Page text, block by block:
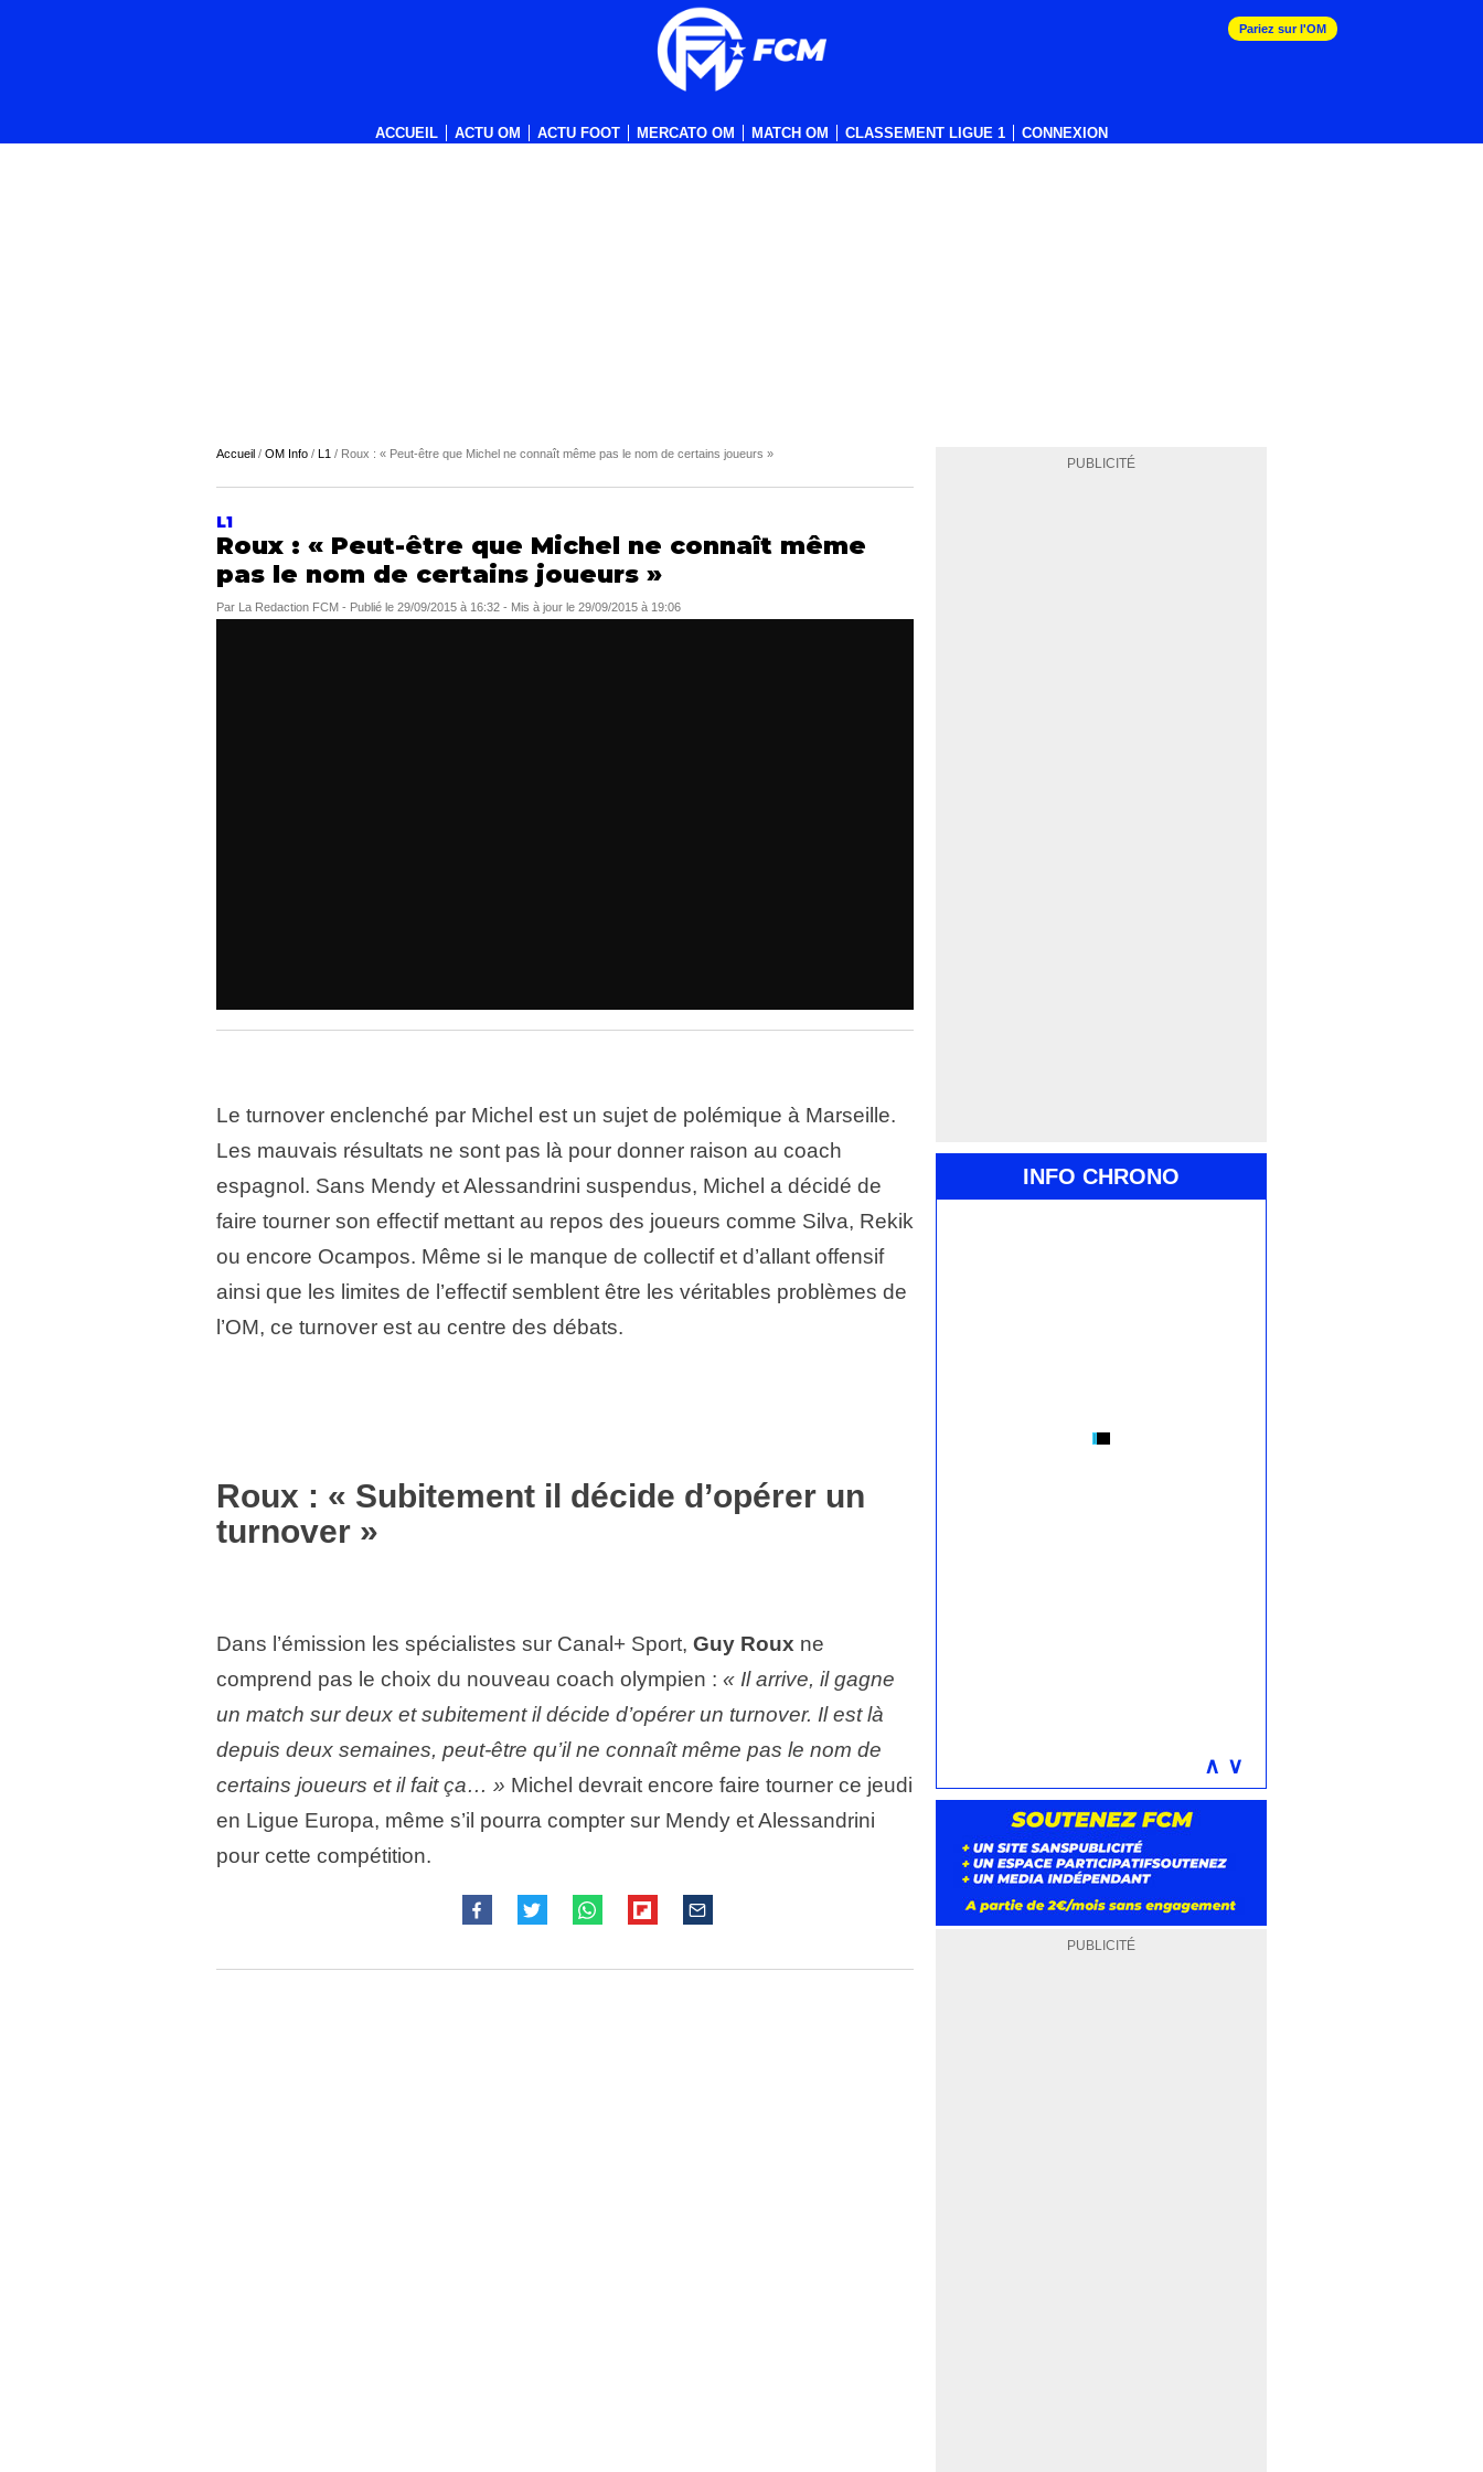
ACCUEIL ACTU OM ACTU FOOT MERCATO OM MATCH OM CLASSEMENT LIGUE 1 CONNEXION
Pariez sur l'OM
PUBLICITÉ
INFO CHRONO
∧ ∨
PUBLICITÉ
Accueil / OM Info / L1 / Roux : « Peut-être que Michel ne connaît même pas le nom de certains joueurs »
L1
Roux : « Peut-être que Michel ne connaît même
pas le nom de certains joueurs »
Par La Redaction FCM - Publié le 29/09/2015 à 16:32 - Mis à jour le 29/09/2015 à 19:06
Le turnover enclenché par Michel est un sujet de polémique à Marseille.
Les mauvais résultats ne sont pas là pour donner raison au coach
espagnol. Sans Mendy et Alessandrini suspendus, Michel a décidé de
faire tourner son effectif mettant au repos des joueurs comme Silva, Rekik
ou encore Ocampos. Même si le manque de collectif et d’allant offensif
ainsi que les limites de l’effectif semblent être les véritables problèmes de
l’OM, ce turnover est au centre des débats.
Roux : « Subitement il décide d’opérer un
turnover »
Dans l’émission les spécialistes sur Canal+ Sport, Guy Roux ne
comprend pas le choix du nouveau coach olympien : « Il arrive, il gagne
un match sur deux et subitement il décide d’opérer un turnover. Il est là
depuis deux semaines, peut-être qu’il ne connaît même pas le nom de
certains joueurs et il fait ça… » Michel devrait encore faire tourner ce jeudi
en Ligue Europa, même s’il pourra compter sur Mendy et Alessandrini
pour cette compétition.